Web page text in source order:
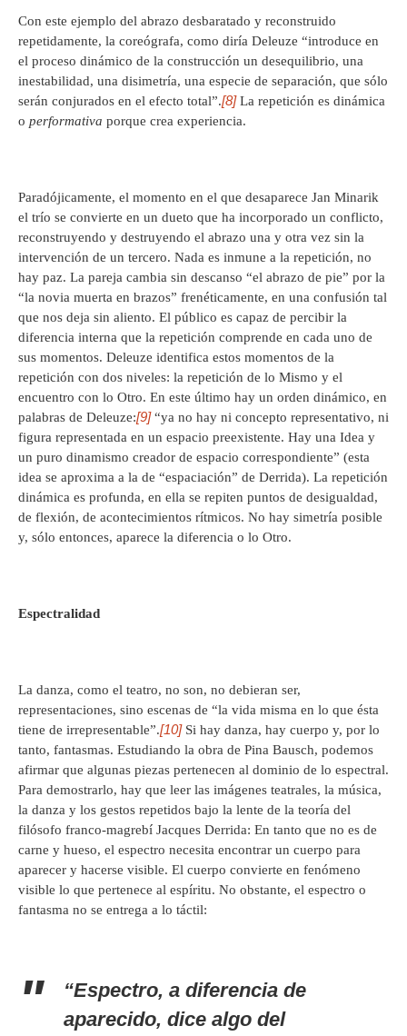
Con este ejemplo del abrazo desbaratado y reconstruido
repetidamente, la coreógrafa, como diría Deleuze “introduce en
el proceso dinámico de la construcción un desequilibrio, una
inestabilidad, una disimetría, una especie de separación, que sólo
serán conjurados en el efecto total”.[8]La repetición es dinámica
o performativa porque crea experiencia.
Paradójicamente, el momento en el que desaparece Jan Minarik
el trío se convierte en un dueto que ha incorporado un conflicto,
reconstruyendo y destruyendo el abrazo una y otra vez sin la
intervención de un tercero. Nada es inmune a la repetición, no
hay paz. La pareja cambia sin descanso “el abrazo de pie” por la
“la novia muerta en brazos” frenéticamente, en una confusión tal
que nos deja sin aliento. El público es capaz de percibir la
diferencia interna que la repetición comprende en cada uno de
sus momentos. Deleuze identifica estos momentos de la
repetición con dos niveles: la repetición de lo Mismo y el
encuentro con lo Otro. En este último hay un orden dinámico, en
palabras de Deleuze:[9]“ya no hay ni concepto representativo, ni
figura representada en un espacio preexistente. Hay una Idea y
un puro dinamismo creador de espacio correspondiente” (esta
idea se aproxima a la de “espaciación” de Derrida). La repetición
dinámica es profunda, en ella se repiten puntos de desigualdad,
de flexión, de acontecimientos rítmicos. No hay simetría posible
y, sólo entonces, aparece la diferencia o lo Otro.
Espectralidad
La danza, como el teatro, no son, no debieran ser,
representaciones, sino escenas de “la vida misma en lo que ésta
tiene de irrepresentable”.[10]Si hay danza, hay cuerpo y, por lo
tanto, fantasmas. Estudiando la obra de Pina Bausch, podemos
afirmar que algunas piezas pertenecen al dominio de lo espectral.
Para demostrarlo, hay que leer las imágenes teatrales, la música,
la danza y los gestos repetidos bajo la lente de la teoría del
filósofo franco-magrebí Jacques Derrida: En tanto que no es de
carne y hueso, el espectro necesita encontrar un cuerpo para
aparecer y hacerse visible. El cuerpo convierte en fenómeno
visible lo que pertenece al espíritu. No obstante, el espectro o
fantasma no se entrega a lo táctil:
“Espectro, a diferencia de
aparecido, dice algo del